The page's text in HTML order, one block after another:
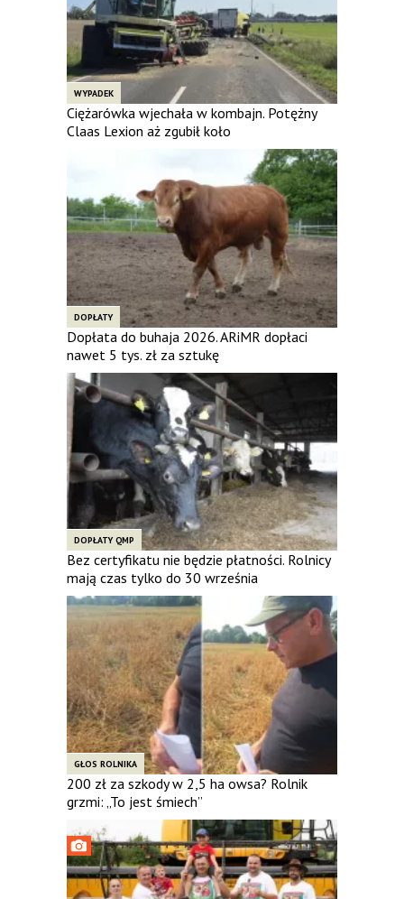
WYPADEK
Ciężarówka wjechała w kombajn. Potężny
Claas Lexion aż zgubił koło
DOPŁATY
Dopłata do buhaja 2026. ARiMR dopłaci
nawet 5 tys. zł za sztukę
DOPŁATY QMP
Bez certyfikatu nie będzie płatności. Rolnicy
mają czas tylko do 30 września
GŁOS ROLNIKA
200 zł za szkody w 2,5 ha owsa? Rolnik
grzmi: „To jest śmiech”